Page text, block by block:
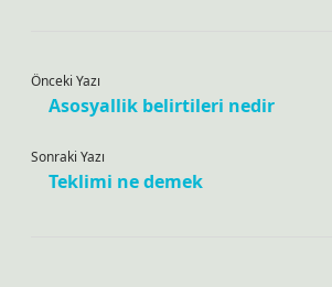
Önceki Yazı
Asosyallik belirtileri nedir
Sonraki Yazı
Teklimi ne demek